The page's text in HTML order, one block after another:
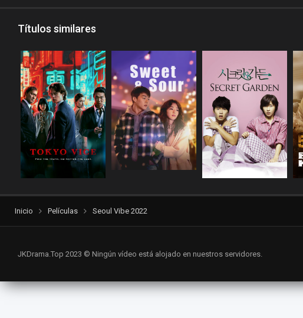
Títulos similares
Inicio Películas Seoul Vibe 2022
JKDrama.Top 2023 © Ningún vídeo está alojado en nuestros servidores.